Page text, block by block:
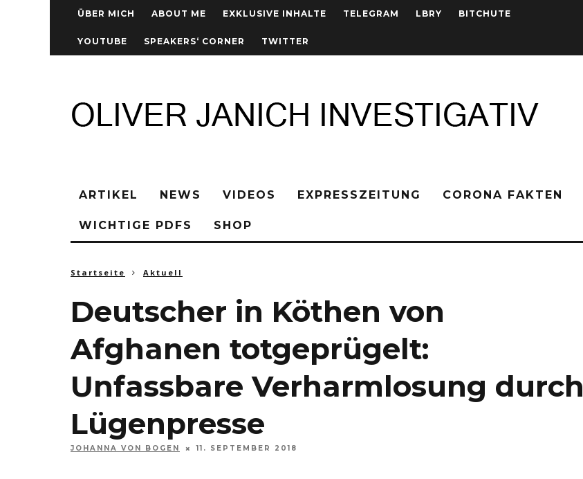
ÜBER MICH ABOUT ME EXKLUSIVE INHALTE TELEGRAM LBRY BITCHUTE
YOUTUBE SPEAKERS‘ CORNER TWITTER
ARTIKEL NEWS VIDEOS EXPRESSZEITUNG CORONA FAKTEN
WICHTIGE PDFS SHOP
Startseite Aktuell
Deutscher in Köthen von
Afghanen totgeprügelt:
Unfassbare Verharmlosung durch
Lügenpresse
JOHANNA VON BOGEN 11. SEPTEMBER 2018